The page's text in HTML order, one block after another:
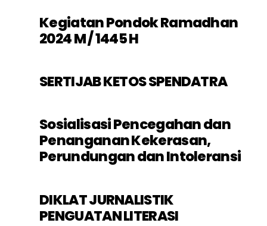
Kegiatan Pondok Ramadhan
2024 M / 1445 H
SERTIJAB KETOS SPENDATRA
Sosialisasi Pencegahan dan
Penanganan Kekerasan,
Perundungan dan Intoleransi
DIKLAT JURNALISTIK
PENGUATAN LITERASI